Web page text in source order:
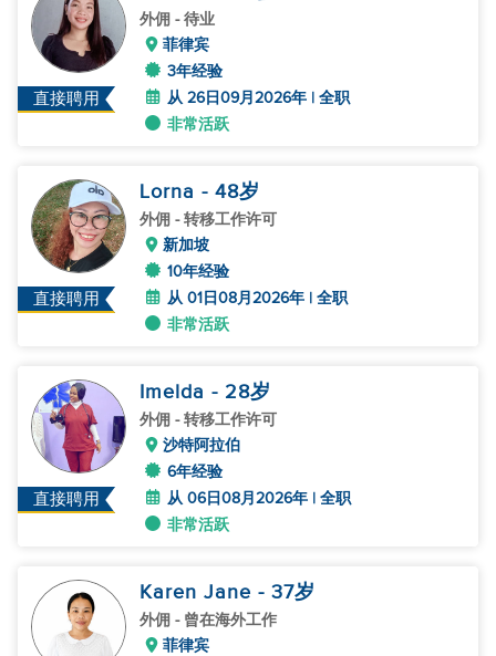
直接聘用
外佣 - 待业
菲律宾
3年经验
从 26日09月2026年 | 全职
非常活跃
直接聘用
Lorna - 48岁
外佣 - 转移工作许可
新加坡
10年经验
从 01日08月2026年 | 全职
非常活跃
直接聘用
Imelda - 28岁
外佣 - 转移工作许可
沙特阿拉伯
6年经验
从 06日08月2026年 | 全职
非常活跃
Karen Jane - 37岁
外佣 - 曾在海外工作
菲律宾